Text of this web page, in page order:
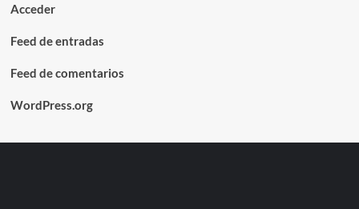
Acceder
Feed de entradas
Feed de comentarios
WordPress.org